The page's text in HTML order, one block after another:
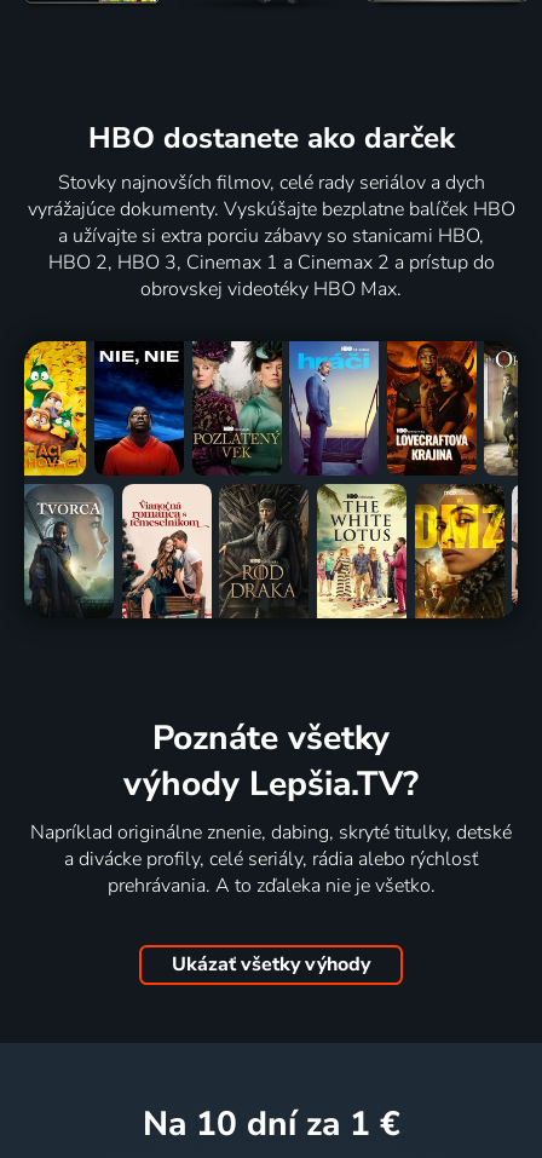
HBO dostanete ako darček
Stovky najnovších filmov, celé rady seriálov a dych
vyrážajúce dokumenty. Vyskúšajte bezplatne balíček HBO
a užívajte si extra porciu zábavy so stanicami HBO,
HBO 2, HBO 3, Cinemax 1 a Cinemax 2 a prístup do
obrovskej videotéky HBO Max.
Poznáte všetky
výhody Lepšia.TV?
Napríklad originálne znenie, dabing, skryté titulky, detské
a divácke profily, celé seriály, rádia alebo rýchlosť
prehrávania. A to zďaleka nie je všetko.
Ukázať všetky výhody
na 10 dní za 1 €